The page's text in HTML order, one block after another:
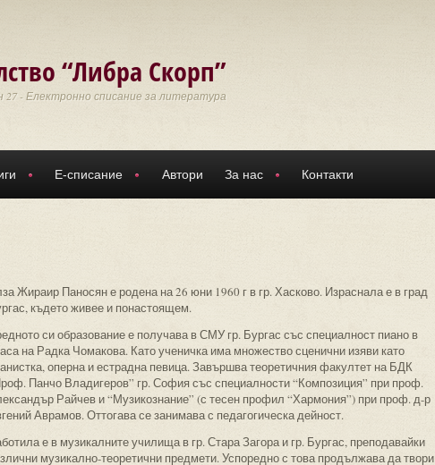
“Либра Скорп”
27 - Електронно списание за литература
Е-списание Автори За нас Контакти
Жираир Паносян е родена на 26 юни 1960 г в гр. Хасково. Израснала е в град
където живее и понастоящем.
си образование е получава в СМУ гр. Бургас със специалност пиано в
на Радка Чомакова. Като ученичка има множество сценични изяви като
оперна и естрадна певица. Завършва теоретичния факултет на БДК
Панчо Владигеров” гр. София със специалности “Композиция” при проф.
Райчев и “Музикознание” (с тесен профил “Хармония”) при проф. д-р
Аврамов. Оттогава се занимава с педагогическа дейност.
е в музикалните училища в гр. Стара Загора и гр. Бургас, преподавайки
музикално-теоретични предмети. Успоредно с това продължава да твори